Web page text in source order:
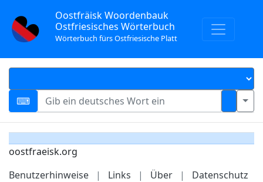
Oostfräisk Woordenbauk
Ostfriesisches Wörterbuch
Wörterbuch fürs Ostfriesische Platt
oostfraeisk.org
Benutzerhinweise
| Links | Über | Datenschutz